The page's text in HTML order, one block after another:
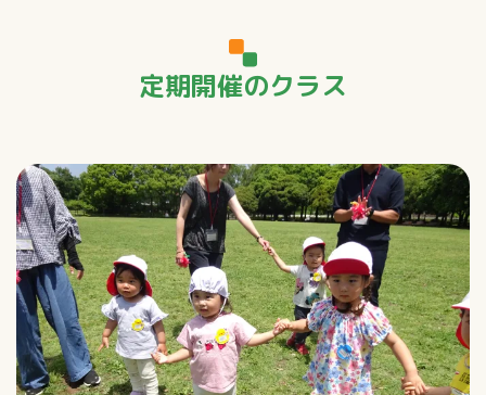
定期開催のクラス